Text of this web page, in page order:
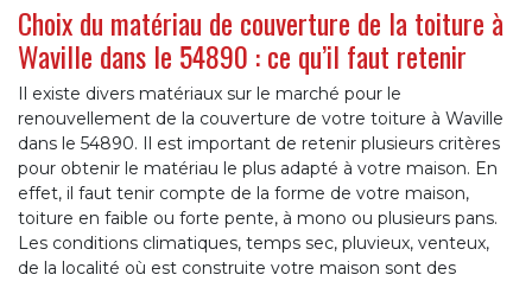
Choix du matériau de couverture de la toiture à
Waville dans le 54890 : ce qu’il faut retenir
Il existe divers matériaux sur le marché pour le
renouvellement de la couverture de votre toiture à Waville
dans le 54890. Il est important de retenir plusieurs critères
pour obtenir le matériau le plus adapté à votre maison. En
effet, il faut tenir compte de la forme de votre maison,
toiture en faible ou forte pente, à mono ou plusieurs pans.
Les conditions climatiques, temps sec, pluvieux, venteux,
de la localité où est construite votre maison sont des